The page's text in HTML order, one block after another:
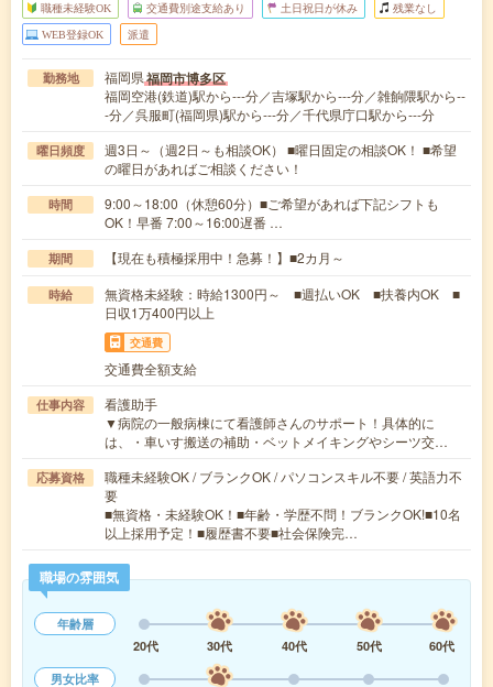
職種未経験OK 交通費別途支給あり 土日祝日が休み 残業なし
WEB登録OK 派遣
勤務地 福岡県福岡市博多区
福岡空港(鉄道)駅から---分／吉塚駅から---分／雑餉隈駅から--
-分／呉服町(福岡県)駅から---分／千代県庁口駅から---分
曜日頻度
週3日～（週2日～も相談OK） ■曜日固定の相談OK！ ■希望
の曜日があればご相談ください！
時間
9:00～18:00（休憩60分）■ご希望があれば下記シフトも
OK！早番 7:00～16:00遅番 …
期間 【現在も積極採用中！急募！】■2カ月～
時給
無資格未経験：時給1300円～ ■週払いOK ■扶養内OK ■
日収1万400円以上
交通費
交通費全額支給
仕事内容
看護助手
▼病院の一般病棟にて看護師さんのサポート！具体的に
は、・車いす搬送の補助・ベットメイキングやシーツ交…
応募資格
職種未経験OK / ブランクOK / パソコンスキル不要 / 英語力不
要
■無資格・未経験OK！■年齢・学歴不問！ブランクOK!■10名
以上採用予定！■履歴書不要■社会保険完…
職場の雰囲気
年齢層
20代
30代 40代 50代
60代
男女比率